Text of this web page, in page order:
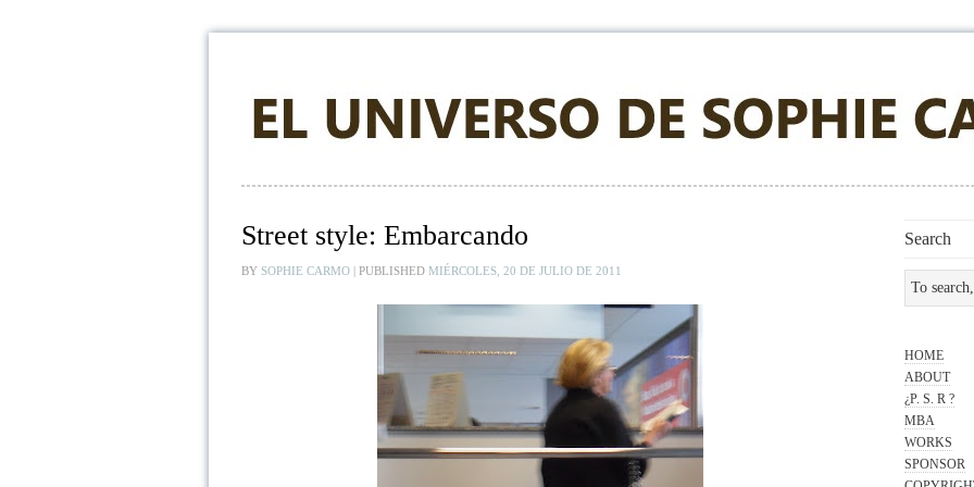
Street style: Embarcando
BY SOPHIE CARMO | PUBLISHED MIÉRCOLES, 20 DE JULIO DE 2011
Search
HOME
ABOUT
¿P. S. R ?
MBA
WORKS
SPONSOR